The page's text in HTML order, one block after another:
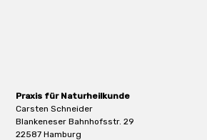
Praxis für Naturheilkunde
Carsten Schneider
Blankeneser Bahnhofsstr. 29
22587 Hamburg